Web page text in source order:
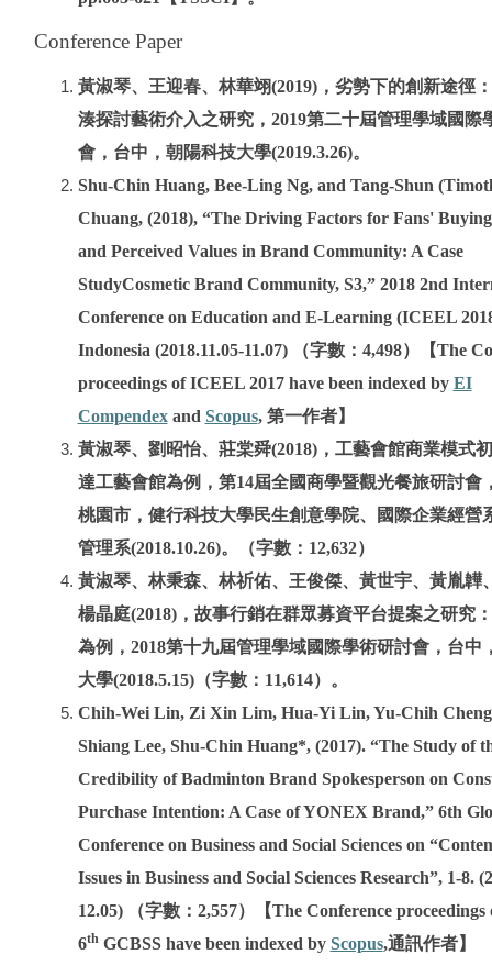
Conference Paper
黃淑琴、王迎春、林華翊(2019)，劣勢下的創新途徑
湊探討藝術介入之研究，2019第二十屆管理學域國際
會，台中，朝陽科技大學(2019.3.26)。
Shu-Chin Huang, Bee-Ling Ng, and Tang-Shun
Chuang, (2018), “The Driving Factors for Fans'
and Perceived Values in Brand Community: A Case
StudyCosmetic Brand Community, S3,” 2018 2nd
Conference on Education and E-Learning (ICEEL
Indonesia (2018.11.05-11.07) （字數：4,498）【The
proceedings of ICEEL 2017 have been indexed by EI
Compendexand Scopus, 第一作者】
黃淑琴、劉昭怡、莊棠舜(2018)，工藝會館商業模式
達工藝會館為例，第14屆全國商學暨觀光餐旅研討會
桃園市，健行科技大學民生創意學院、國際企業經營
管理系(2018.10.26)。（字數：12,632）
黃淑琴、林秉森、林祈佑、王俊傑、黃世宇、黃胤韡
楊晶庭(2018)，故事行銷在群眾募資平台提案之研究
為例，2018第十九屆管理學域國際學術研討會，台中
大學(2018.5.15)（字數：11,614）。
Chih-Wei Lin, Zi Xin Lim, Hua-Yi Lin, Yu-Chih
Shiang Lee, Shu-Chin Huang*, (2017). “The Study of
Credibility of Badminton Brand Spokesperson on
Purchase Intention: A Case of YONEX Brand,” 6th
Conference on Business and Social Sciences on
Issues in Business and Social Sciences Research”, 1-8.
12.05) （字數：2,557）【The Conference proceedings
6thGCBSS have been indexed by Scopus,通訊作者】